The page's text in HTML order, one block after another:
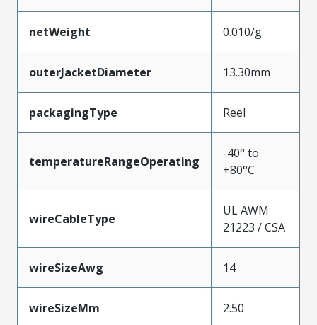
netWeight 0.010/g
outerJacketDiameter 13.30mm
packagingType Reel
temperatureRangeOperating
-40° to
+80°C
wireCableType
UL AWM
21223 / CSA
wireSizeAwg 14
wireSizeMm 2.50